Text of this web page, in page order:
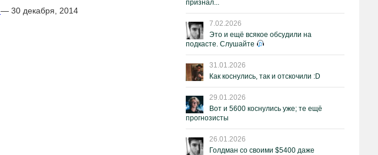
— 30 декабря, 2014
признал...
7.02.2026
Это и ещё всякое обсудили на
подкасте. Слушайте
31.01.2026
Как коснулись, так и отскочили :D
29.01.2026
Вот и 5600 коснулись уже; те ещё
прогнозисты
26.01.2026
Голдман со своими $5400 даже